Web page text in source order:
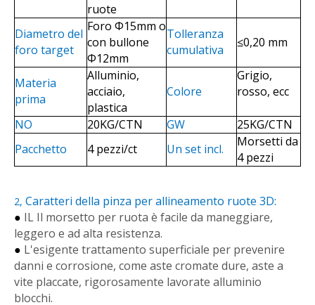
ruote
Diametro del
foro target
Foro Φ15mm o
con bullone
Φ12mm
Tolleranza
cumulativa
≤0,20 mm
Materia
prima
Alluminio,
acciaio,
plastica
Colore
Grigio,
rosso, ecc
NO 20KG/CTN GW
25KG/CTN
Pacchetto
4 pezzi/ct Un set incl.
Morsetti da
4 pezzi
2, Caratteri della pinza per allineamento ruote 3D:
● IL Il morsetto per ruota è facile da maneggiare,
leggero e ad alta resistenza.
● L'esigente trattamento superficiale per prevenire
danni e corrosione, come aste cromate dure, aste a
vite placcate, rigorosamente lavorate alluminio
blocchi.